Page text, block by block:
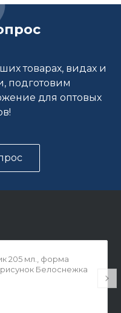
товарах, видах и
подготовим
для оптовых
205 мл., форма
Белоснежка